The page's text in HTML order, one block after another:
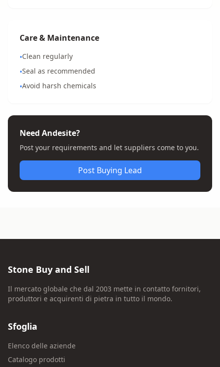
Care & Maintenance
•Clean regularly
•Seal as recommended
•Avoid harsh chemicals
Need Andesite?
Post your requirements and let suppliers come to you.
Post Buying Lead
Stone Buy and Sell
Il mercato globale che dal 2003 mette in contatto fornitori,
produttori e acquirenti di pietra in tutto il mondo.
Sfoglia
Elenco delle aziende
Catalogo prodotti